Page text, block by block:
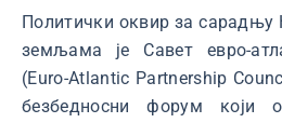
Политички оквир за сарадњу
земљама је Савет евро-
(Euro-Atlantic Partnership
безбедносни форум који